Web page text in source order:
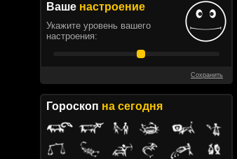
Ваше настроение
Укажите уровень вашего
настроения:
Сохранить
Гороскоп на сегодня